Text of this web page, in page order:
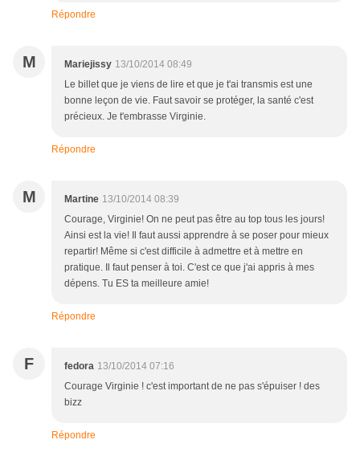
Répondre
M Mariejissy 13/10/2014 08:49
Le billet que je viens de lire et que je t'ai transmis est une
bonne leçon de vie. Faut savoir se protéger, la santé c'est
précieux. Je t'embrasse Virginie.
Répondre
M Martine 13/10/2014 08:39
Courage, Virginie! On ne peut pas être au top tous les jours!
Ainsi est la vie! Il faut aussi apprendre à se poser pour mieux
repartir! Même si c'est difficile à admettre et à mettre en
pratique. Il faut penser à toi. C'est ce que j'ai appris à mes
dépens. Tu ES ta meilleure amie!
Répondre
F fedora 13/10/2014 07:16
Courage Virginie ! c'est important de ne pas s'épuiser ! des
bizz
Répondre